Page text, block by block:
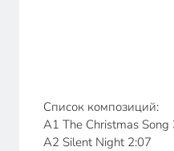
Список композиций:
A1 The Christmas Song
A2 Silent Night 2:07